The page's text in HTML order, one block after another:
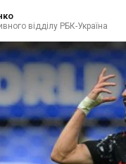
відділу РБК-Україна